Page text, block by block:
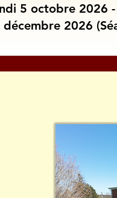
5 octobre 2026
2026